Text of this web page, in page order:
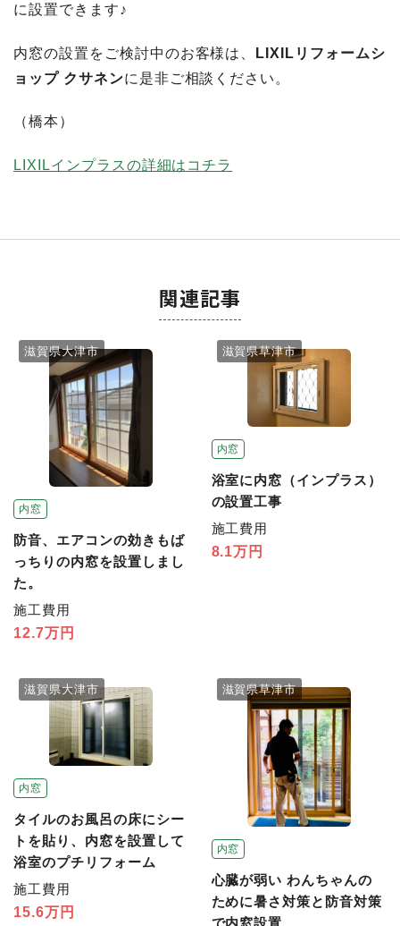
に設置できます♪
内窓の設置をご検討中のお客様は、
LIXILリフォームシ
ョップ クサネンに是非ご相談ください。
（橋本）
LIXILインプラスの詳細はコチラ
関連記事
内窓
滋賀県大津市
防音、エアコンの効きもば
っちりの内窓を設置しまし
た。
施工費用
12.7万円
内窓
滋賀県草津市
浴室に内窓（インプラス）
の設置工事
施工費用
8.1万円
内窓
滋賀県大津市
タイルのお風呂の床にシー
トを貼り、内窓を設置して
浴室のプチリフォーム
施工費用
15.6万円
内窓
滋賀県草津市
心臓が弱い わんちゃんの
ために暑さ対策と防音対策
で内窓設置